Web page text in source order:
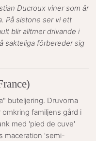
Ducroux viner som är
På sistone ser vi ett
blir alltmer drivande i
sakteliga förbereder sig
buteljering. Druvorna
familjens gård i
med 'pied de cuve'
maceration 'semi-